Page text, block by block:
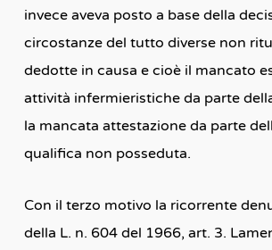
invece aveva posto a base della
circostanze del tutto diverse non
dedotte in causa e cioè il mancato
attività infermieristiche da parte
la mancata attestazione da parte
qualifica non posseduta.
Con il terzo motivo la ricorrente
della L. n. 604 del 1966, art. 3.